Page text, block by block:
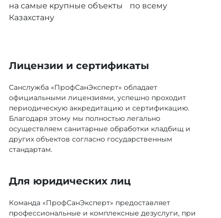
на самые крупные объекты по всему
Казахстану
Лицензии и сертификаты
Санслужба «ПрофСанЭксперт» обладает
официальными лицензиями, успешно проходит
периодическую аккредитацию и сертификацию.
Благодаря этому мы полностью легально
осуществляем санитарные обработки кладбищ и
других объектов согласно государственным
стандартам.
Для юридических лиц
Команда «ПрофСанЭксперт» предоставляет
профессиональные и комплексные дезуслуги, при